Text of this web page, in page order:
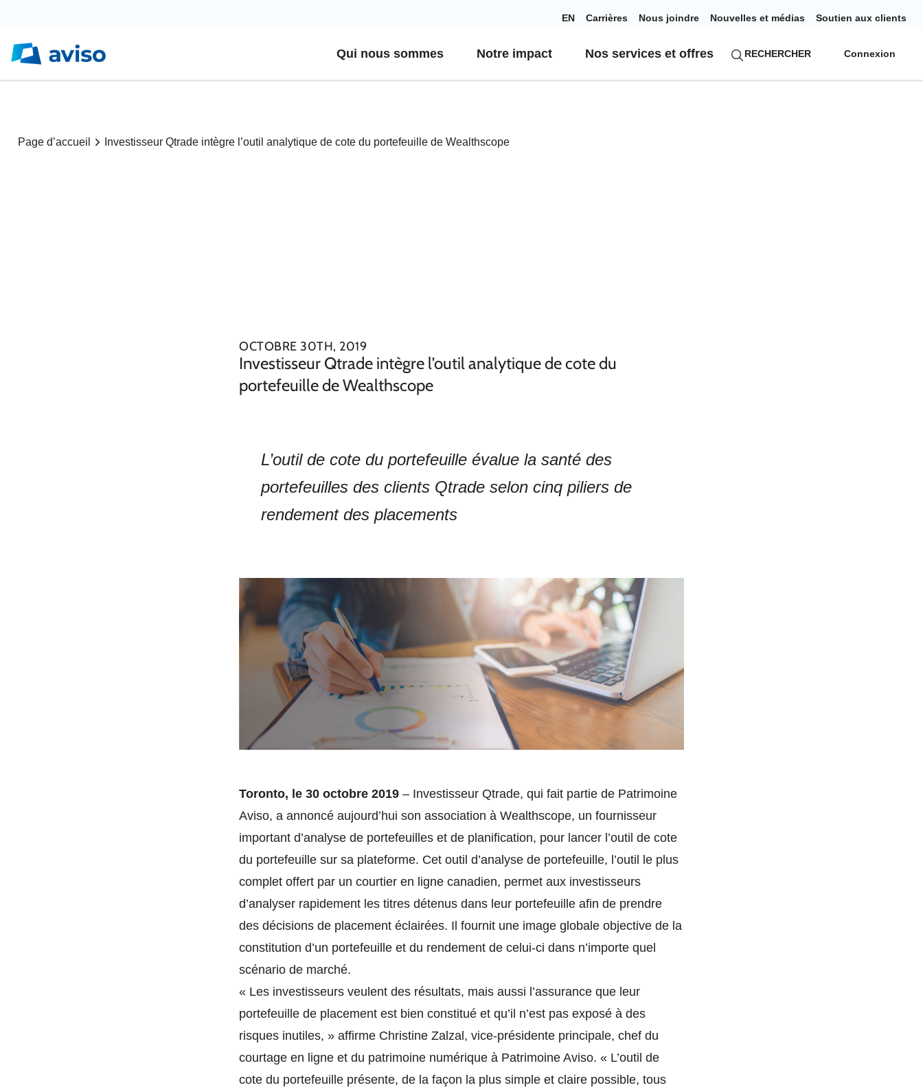
EN Carrières Nous joindre Nouvelles et médias Soutien aux clients
Qui nous sommes Notre impact Nos services et offres RECHERCHER Connexion
Page d’accueil Investisseur Qtrade intègre l’outil analytique de cote du portefeuille de Wealthscope
OCTOBRE 30TH, 2019
Investisseur Qtrade intègre l’outil analytique de cote du
portefeuille de Wealthscope
L’outil de cote du portefeuille évalue la santé des
portefeuilles des clients Qtrade selon cinq piliers de
rendement des placements
Toronto, le 30 octobre 2019 – Investisseur Qtrade, qui fait partie de Patrimoine
Aviso, a annoncé aujourd’hui son association à Wealthscope, un fournisseur
important d’analyse de portefeuilles et de planification, pour lancer l’outil de cote
du portefeuille sur sa plateforme. Cet outil d’analyse de portefeuille, l’outil le plus
complet offert par un courtier en ligne canadien, permet aux investisseurs
d’analyser rapidement les titres détenus dans leur portefeuille afin de prendre
des décisions de placement éclairées. Il fournit une image globale objective de la
constitution d’un portefeuille et du rendement de celui-ci dans n’importe quel
scénario de marché.
« Les investisseurs veulent des résultats, mais aussi l’assurance que leur
portefeuille de placement est bien constitué et qu’il n’est pas exposé à des
risques inutiles, » affirme Christine Zalzal, vice-présidente principale, chef du
courtage en ligne et du patrimoine numérique à Patrimoine Aviso. « L’outil de
cote du portefeuille présente, de la façon la plus simple et claire possible, tous